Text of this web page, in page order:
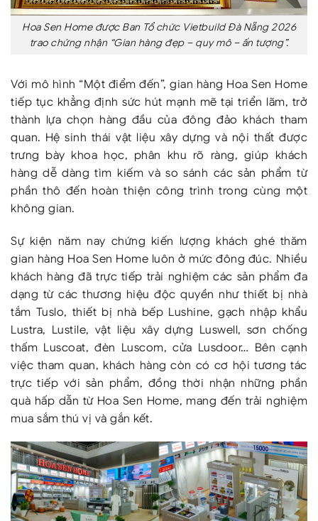
Hoa Sen Home được Ban Tổ chức Vietbuild Đà Nẵng 2026
trao chứng nhận “Gian hàng đẹp – quy mô – ấn tượng”.
Với mô hình “Một điểm đến”, gian hàng Hoa Sen Home
tiếp tục khẳng định sức hút mạnh mẽ tại triển lãm, trở
thành lựa chọn hàng đầu của đông đảo khách tham
quan. Hệ sinh thái vật liệu xây dựng và nội thất được
trưng bày khoa học, phân khu rõ ràng, giúp khách
hàng dễ dàng tìm kiếm và so sánh các sản phẩm từ
phần thô đến hoàn thiện công trình trong cùng một
không gian.
Sự kiện năm nay chứng kiến lượng khách ghé thăm
gian hàng Hoa Sen Home luôn ở mức đông đúc. Nhiều
khách hàng đã trực tiếp trải nghiệm các sản phẩm đa
dạng từ các thương hiệu độc quyền như thiết bị nhà
tắm Tuslo, thiết bị nhà bếp Lushine, gạch nhập khẩu
Lustra, Lustile, vật liệu xây dựng Luswell, sơn chống
thấm Luscoat, đèn Luscom, cửa Lusdoor… Bên cạnh
việc tham quan, khách hàng còn có cơ hội tương tác
trực tiếp với sản phẩm, đồng thời nhận những phần
quà hấp dẫn từ Hoa Sen Home, mang đến trải nghiệm
mua sắm thú vị và gắn kết.